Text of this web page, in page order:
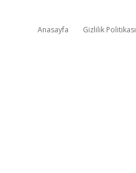
Anasayfa Gizlilik Politikası